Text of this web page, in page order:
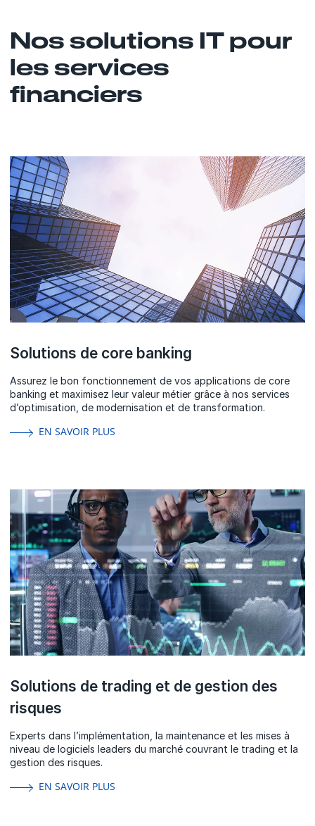
Nos solutions IT pour
les services
financiers
Solutions de core banking
Assurez le bon fonctionnement de vos applications de core
banking et maximisez leur valeur métier grâce à nos services
d’optimisation, de modernisation et de transformation.
EN SAVOIR PLUS
Solutions de trading et de gestion des
risques
Experts dans l’implémentation, la maintenance et les mises à
niveau de logiciels leaders du marché couvrant le trading et la
gestion des risques.
EN SAVOIR PLUS